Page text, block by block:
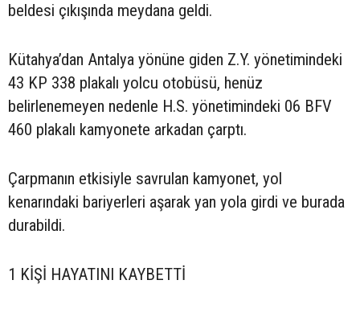
beldesi çıkışında meydana geldi.
Kütahya’dan Antalya yönüne giden Z.Y. yönetimindeki
43 KP 338 plakalı yolcu otobüsü, henüz
belirlenemeyen nedenle H.S. yönetimindeki 06 BFV
460 plakalı kamyonete arkadan çarptı.
Çarpmanın etkisiyle savrulan kamyonet, yol
kenarındaki bariyerleri aşarak yan yola girdi ve burada
durabildi.
1 KİŞİ HAYATINI KAYBETTİ